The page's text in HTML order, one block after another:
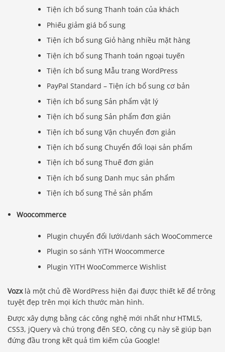
Tiện ích bổ sung Thanh toán của khách
Phiếu giảm giá bổ sung
Tiện ích bổ sung Giỏ hàng nhiều mặt hàng
Tiện ích bổ sung Thanh toán ngoại tuyến
Tiện ích bổ sung Mẫu trang WordPress
PayPal Standard – Tiện ích bổ sung cơ bản
Tiện ích bổ sung Sản phẩm vật lý
Tiện ích bổ sung Sản phẩm đơn giản
Tiện ích bổ sung Vận chuyển đơn giản
Tiện ích bổ sung Chuyển đổi loại sản phẩm
Tiện ích bổ sung Thuế đơn giản
Tiện ích bổ sung Danh mục sản phẩm
Tiện ích bổ sung Thẻ sản phẩm
Woocommerce
Plugin chuyển đổi lưới/danh sách WooCommerce
Plugin so sánh YITH Woocommerce
Plugin YITH WooCommerce Wishlist
Vozxlà một chủ đề WordPress hiện đại được thiết kế để trông
tuyệt đẹp trên mọi kích thước màn hình.
Được xây dựng bằng các công nghệ mới nhất như HTML5,
CSS3, jQuery và chú trọng đến SEO, công cụ này sẽ giúp bạn
đứng đầu trong kết quả tìm kiếm của Google!